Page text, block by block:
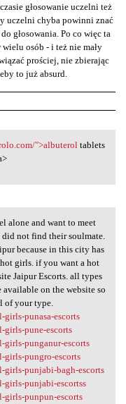
głosowanie uczelni też
uczelni chyba powinni znać
głosowania. Po co więc ta
osób - i też nie mały
prościej, nie zbierając
to już absurd.
">albuteroltablets
feel alone
alone and want to meet
not find their soulmate.
because in this city has
girls. if you want a hot
Jaipur Escorts. all types
on the website so
of your type.
punasa-escorts
pune-escorts
punganur-escorts
pungro-escorts
punjabi-bagh-escorts
punjabi-escortss
punpun-escorts